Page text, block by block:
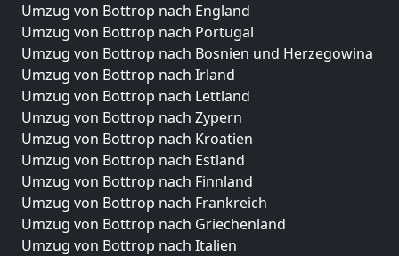
Umzug von Bottrop nach England
Umzug von Bottrop nach Portugal
Umzug von Bottrop nach Bosnien und Herzegowina
Umzug von Bottrop nach Irland
Umzug von Bottrop nach Lettland
Umzug von Bottrop nach Zypern
Umzug von Bottrop nach Kroatien
Umzug von Bottrop nach Estland
Umzug von Bottrop nach Finnland
Umzug von Bottrop nach Frankreich
Umzug von Bottrop nach Griechenland
Umzug von Bottrop nach Italien